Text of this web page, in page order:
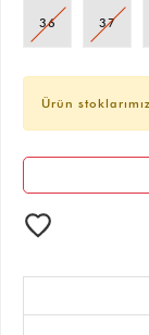
36 37
Ürün